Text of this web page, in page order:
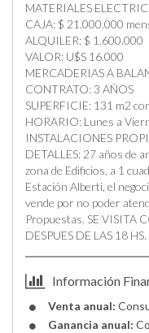
MATERIALES
CAJA: $ 21.000.000
ALQUILER: $ 1.600.000
VALOR: U$S 16.000
MERCADERIAS A
CONTRATO: 3 AÑOS
SUPERFICIE: 131 m2
HORARIO: Lunes a
INSTALACIONES
DETALLES: 27 años de
zona de Edificios, a 1
Estación Alberti, el
vende por no poder
Propuestas. SE VISITA
DESPUES DE LAS 18 HS.
Información
Venta anual:
Ganancia anual: